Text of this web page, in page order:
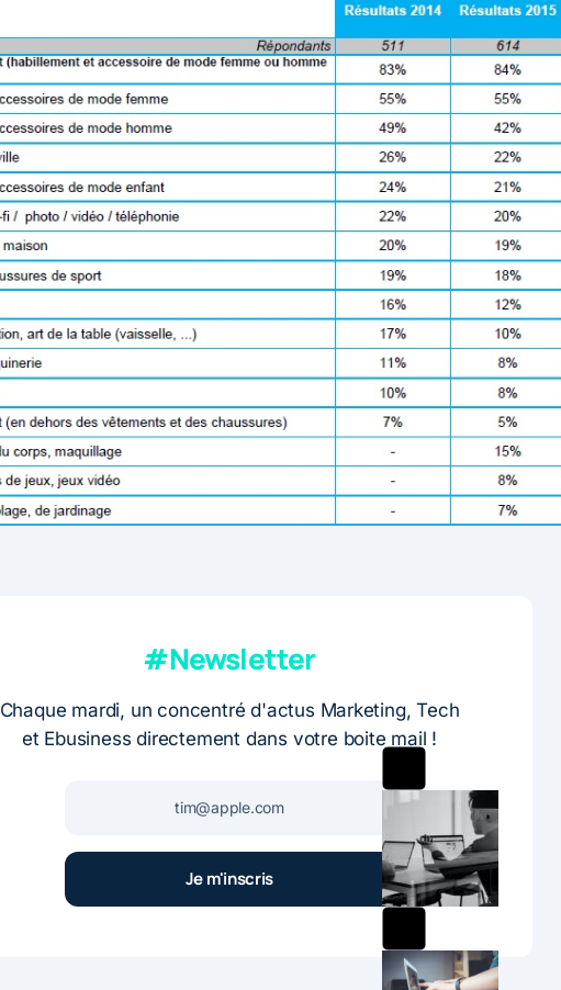
#Newsletter
Chaque mardi, un concentré d'actus Marketing, Tech
et Ebusiness directement dans votre boite mail !